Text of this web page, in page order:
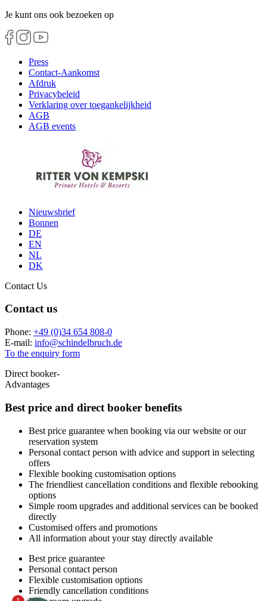
Je kunt ons ook bezoeken op
Press
Contact-Aankomst
Afdruk
Privacybeleid
Verklaring over toegankelijkheid
AGB
AGB events
Nieuwsbrief
Bonnen
DE
EN
NL
DK
Contact Us
Contact us
Phone: +49 (0)34 654 808-0
E-mail: info@schindelbruch.de
To the enquiry form
Direct booker-
Advantages
Best price and direct booker benefits
Best price guarantee when booking via our website or our
reservation system
Personal contact person with advice and support in selecting
offers
Flexible booking customisation options
The friendliest cancellation conditions and flexible rebooking
options
Simple room upgrades and additional services can be booked
directly
Customised offers and promotions
All information about your stay directly available
Best price guarantee
Personal contact person
Flexible customisation options
Friendly cancellation conditions